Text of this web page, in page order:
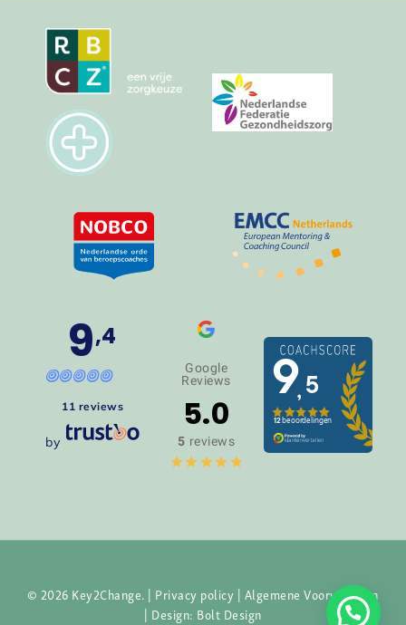
9,4
11 reviews
by
Google
Reviews
5.0
5 reviews
© 2026 Key2Change. | Privacy policy | Algemene Voorwaarden
| Design: Bolt Design